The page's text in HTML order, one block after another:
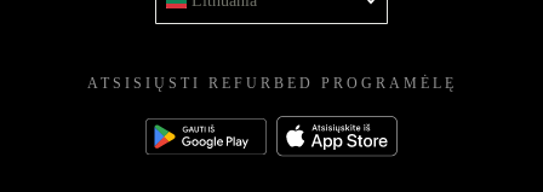
ATSISIŲSTI REFURBED PROGRAMĖLĘ